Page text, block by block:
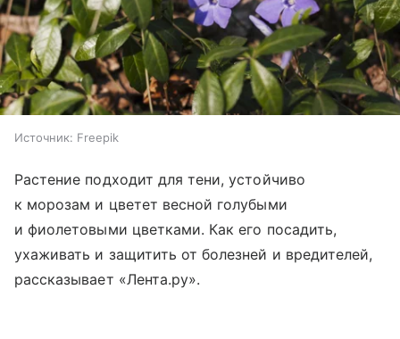
Источник: Freepik
Растение подходит для тени, устойчиво
к морозам и цветет весной голубыми
и фиолетовыми цветками. Как его посадить,
ухаживать и защитить от болезней и вредителей,
рассказывает «Лента.ру».